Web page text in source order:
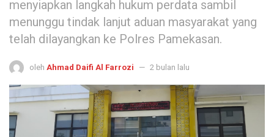
menyiapkan langkah hukum perdata sambil
menunggu tindak lanjut aduan masyarakat yang
telah dilayangkan ke Polres Pamekasan.
oleh Ahmad Daifi Al Farrozi 2 bulan lalu